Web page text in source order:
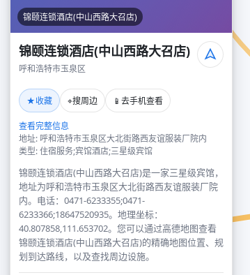
锦颐连锁酒店(中山西路大召店)
锦颐连锁酒店(中山西路大召店)
呼和浩特市玉泉区
★收藏 ⌖搜周边 📱 去手机查看
查看完整信息
地址: 呼和浩特市玉泉区大北街路西友谊服装厂院内
类型: 住宿服务;宾馆酒店;三星级宾馆
锦颐连锁酒店(中山西路大召店)是一家三星级宾馆，
地址为呼和浩特市玉泉区大北街路西友谊服装厂院
内。电话：0471-6233355;0471-
6233366;18647520935。地理坐标：
40.807858,111.653702。您可以通过高德地图查看
锦颐连锁酒店(中山西路大召店)的精确地图位置、规
划到达路线，以及查找周边设施。